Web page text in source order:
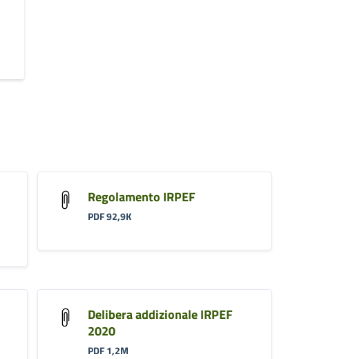
Regolamento IRPEF
PDF 92,9K
Delibera addizionale IRPEF
2020
PDF 1,2M